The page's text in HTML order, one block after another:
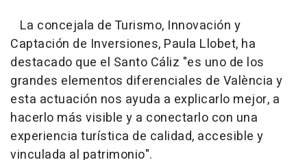
La concejala de Turismo, Innovación y
Captación de Inversiones, Paula Llobet, ha
destacado que el Santo Cáliz "es uno de los
grandes elementos diferenciales de València y
esta actuación nos ayuda a explicarlo mejor, a
hacerlo más visible y a conectarlo con una
experiencia turística de calidad, accesible y
vinculada al patrimonio".